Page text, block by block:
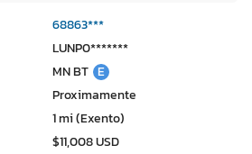
68863***
LUNP0*******
MN BT E
Proximamente
1 mi (Exento)
$11,008 USD